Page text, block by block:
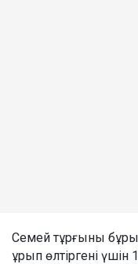
Семей тұрғыны
ұрып өлтіргені